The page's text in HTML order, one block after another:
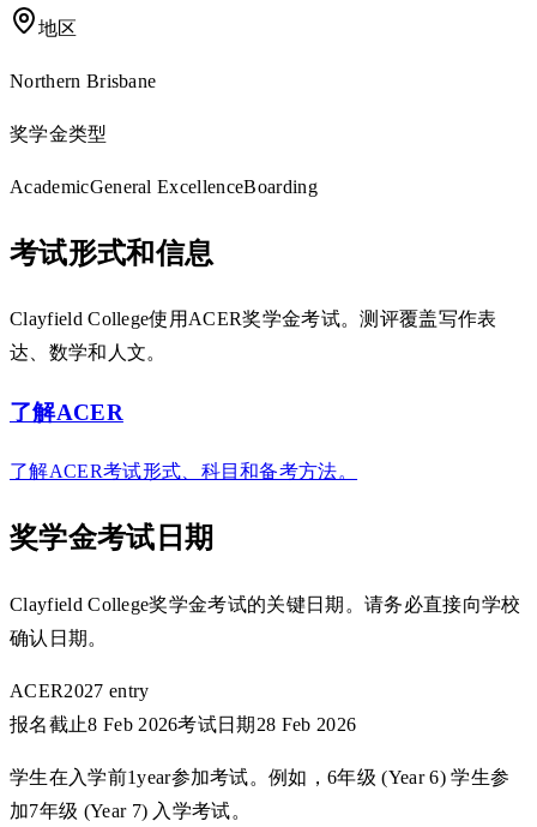
地区
Northern Brisbane
奖学金类型
AcademicGeneral ExcellenceBoarding
考试形式和信息
Clayfield College使用ACER奖学金考试。测评覆盖写作表
达、数学和人文。
了解ACER
了解ACER考试形式、科目和备考方法。
奖学金考试日期
Clayfield College奖学金考试的关键日期。请务必直接向学校
确认日期。
ACER2027 entry
报名截止8 Feb 2026考试日期 28 Feb 2026
学生在入学前1year参加考试。例如，6年级 (Year 6) 学生参
加7年级 (Year 7) 入学考试。